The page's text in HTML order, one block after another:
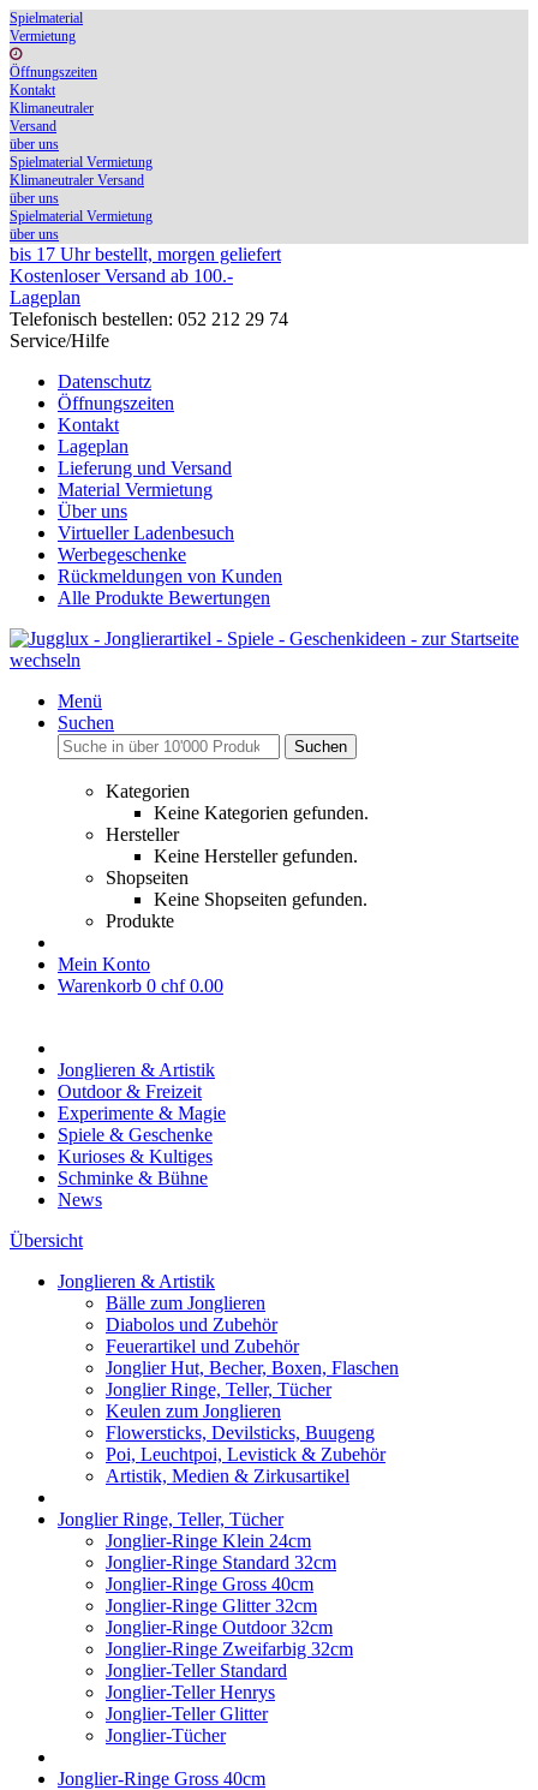
Spielmaterial
Vermietung
Öffnungszeiten
Kontakt
Klimaneutraler
Versand
über uns
Spielmaterial Vermietung
Klimaneutraler Versand
über uns
Spielmaterial Vermietung
über uns
bis 17 Uhr bestellt, morgen geliefert
Kostenloser Versand ab 100.-
Lageplan
Telefonisch bestellen: 052 212 29 74
Service/Hilfe
Datenschutz
Öffnungszeiten
Kontakt
Lageplan
Lieferung und Versand
Material Vermietung
Über uns
Virtueller Ladenbesuch
Werbegeschenke
Rückmeldungen von Kunden
Alle Produkte Bewertungen
Menü
Suchen
Suchen
Kategorien
Keine Kategorien gefunden.
Hersteller
Keine Hersteller gefunden.
Shopseiten
Keine Shopseiten gefunden.
Produkte
Mein Konto
Warenkorb 0 chf 0.00
Jonglieren & Artistik
Outdoor & Freizeit
Experimente & Magie
Spiele & Geschenke
Kurioses & Kultiges
Schminke & Bühne
News
Übersicht
Jonglieren & Artistik
Bälle zum Jonglieren
Diabolos und Zubehör
Feuerartikel und Zubehör
Jonglier Hut, Becher, Boxen, Flaschen
Jonglier Ringe, Teller, Tücher
Keulen zum Jonglieren
Flowersticks, Devilsticks, Buugeng
Poi, Leuchtpoi, Levistick & Zubehör
Artistik, Medien & Zirkusartikel
Jonglier Ringe, Teller, Tücher
Jonglier-Ringe Klein 24cm
Jonglier-Ringe Standard 32cm
Jonglier-Ringe Gross 40cm
Jonglier-Ringe Glitter 32cm
Jonglier-Ringe Outdoor 32cm
Jonglier-Ringe Zweifarbig 32cm
Jonglier-Teller Standard
Jonglier-Teller Henrys
Jonglier-Teller Glitter
Jonglier-Tücher
Jonglier-Ringe Gross 40cm